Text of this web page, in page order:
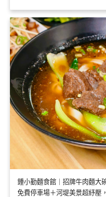
鍾小勤麵食館｜招牌牛肉麵大
免費停車場＋河堤美景超紓壓